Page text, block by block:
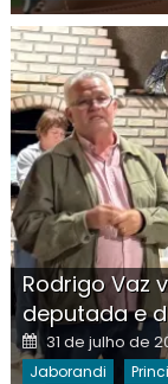
Rodrigo Vaz
deputada e
Posted
on
31 de julho de
Jaborandi